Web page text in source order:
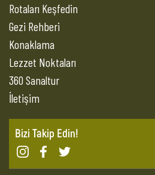
Rotaları Keşfedin
Gezi Rehberi
Konaklama
Lezzet Noktaları
360 Sanaltur
İletişim
Bizi Takip Edin!